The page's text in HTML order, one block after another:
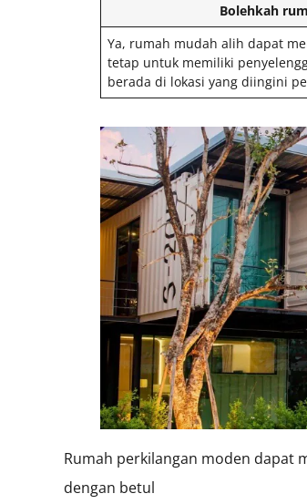
Bolehkah
Ya, rumah mudah alih dapat
tetap untuk memiliki
berada di lokasi yang diingini
Rumah perkilangan moden dapat
dengan betul